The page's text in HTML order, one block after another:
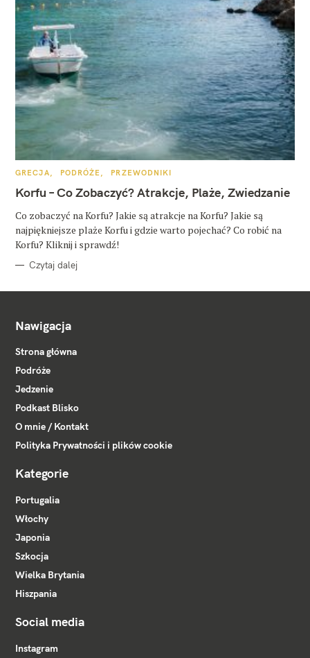
K
T
E
O
R
I
GRECJA PODRÓŻE PRZEWODNIKI
Korfu – Co Zobaczyć? Atrakcje, Plaże, Zwiedzanie
Co zobaczyć na Korfu? Jakie są atrakcje na Korfu? Jakie są
najpiękniejsze plaże Korfu i gdzie warto pojechać? Co robić na
Korfu? Kliknij i sprawdź!
Czytaj dalej
Nawigacja
Strona główna
Podróże
Jedzenie
Podkast Blisko
O mnie / Kontakt
Polityka Prywatności i plików cookie
Kategorie
Portugalia
Włochy
Japonia
Szkocja
Wielka Brytania
Hiszpania
Social media
Instagram